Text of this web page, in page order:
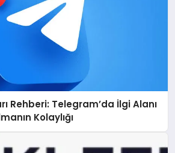
Rehberi: Telegram’da İlgi Alanı
Kolaylığı